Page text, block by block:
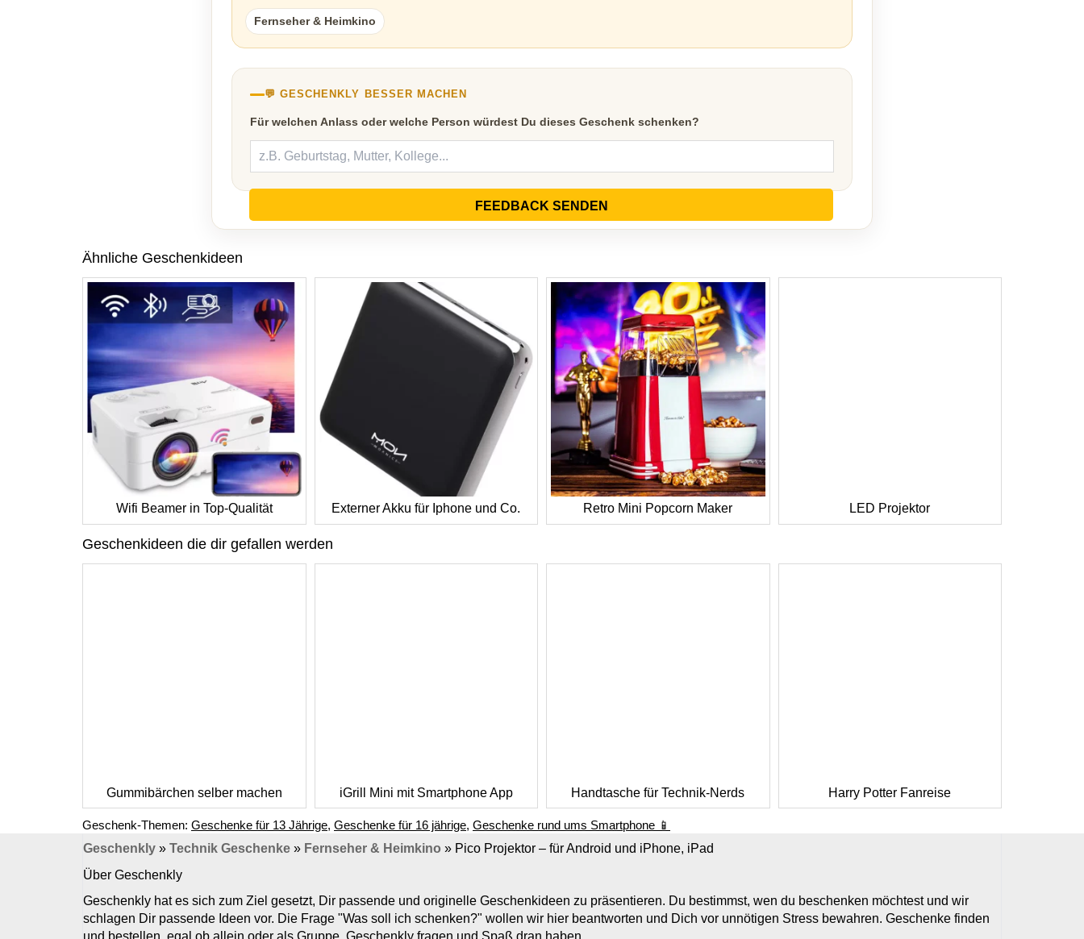
Fernseher & Heimkino
💬 GESCHENKLY BESSER MACHEN
Für welchen Anlass oder welche Person würdest Du dieses Geschenk schenken?
FEEDBACK SENDEN
Ähnliche Geschenkideen
Wifi Beamer in Top-Qualität Externer Akku für Iphone und Co. Retro Mini Popcorn Maker LED Projektor
Geschenkideen die dir gefallen werden
Gummibärchen selber machen iGrill Mini mit Smartphone App Handtasche für Technik-Nerds Harry Potter Fanreise
Geschenk-Themen: Geschenke für 13 Jährige, Geschenke für 16 jährige, Geschenke rund ums Smartphone 📱
Geschenkly » Technik Geschenke » Fernseher & Heimkino » Pico Projektor – für Android und iPhone, iPad
Über Geschenkly
Geschenkly hat es sich zum Ziel gesetzt, Dir passende und originelle Geschenkideen zu präsentieren. Du bestimmst, wen du beschenken möchtest und wir
schlagen Dir passende Ideen vor. Die Frage "Was soll ich schenken?" wollen wir hier beantworten und Dich vor unnötigen Stress bewahren. Geschenke finden
und bestellen, egal ob allein oder als Gruppe. Geschenkly fragen und Spaß dran haben.